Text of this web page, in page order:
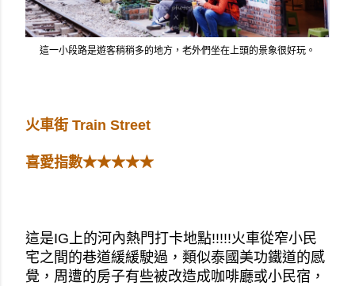
這一小段路是遊客稍稍多的地方，老外們坐在上頭的景象很好玩。
火車街 Train Street
喜愛指數★★★★★
這是IG上的河內熱門打卡地點!!!!!火車從窄小民
宅之間的巷道緩緩駛過，類似泰國美功鐵道的感
覺，周遭的房子有些被改造成咖啡廳或小民宿，